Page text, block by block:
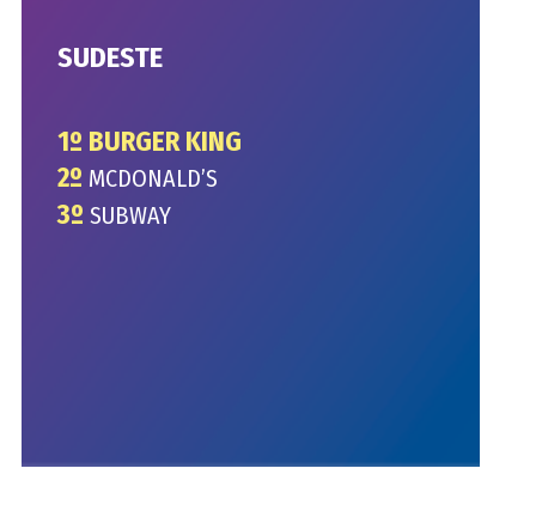
SUDESTE
1º BURGER KING
2º MCDONALD’S
3º SUBWAY